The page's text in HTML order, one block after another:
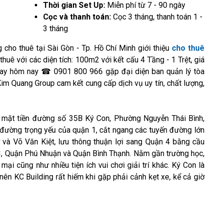
Thời gian Set Up: Miễn phí từ 7 - 90 ngày
Cọc và thanh toán: Cọc 3 tháng, thanh toán 1 -
3 tháng
cho thuê tại Sài Gòn - Tp. Hồ Chí Minh giới thiệu cho thuê
với các diện tích: 100m2 với kết cấu 4 Tầng - 1 Trệt, giá
hôm nay ☎ 0901 800 966 gặp đại diện ban quản lý tòa
Quang Group cam kết cung cấp dịch vụ uy tín, chất lượng,
tiền đường số 35B Ký Con, Phường Nguyễn Thái Bình,
trọng yếu của quận 1, cắt ngang các tuyến đường lớn
Võ Văn Kiệt, lưu thông thuận lợi sang Quận 4 bằng cầu
Phú Nhuận và Quận Bình Thạnh. Nằm gần trường học,
cũng như nhiều tiện ích vui chơi giải trí khác. Ký Con là
KC Building rất hiếm khi gặp phải cảnh kẹt xe, kể cả giờ